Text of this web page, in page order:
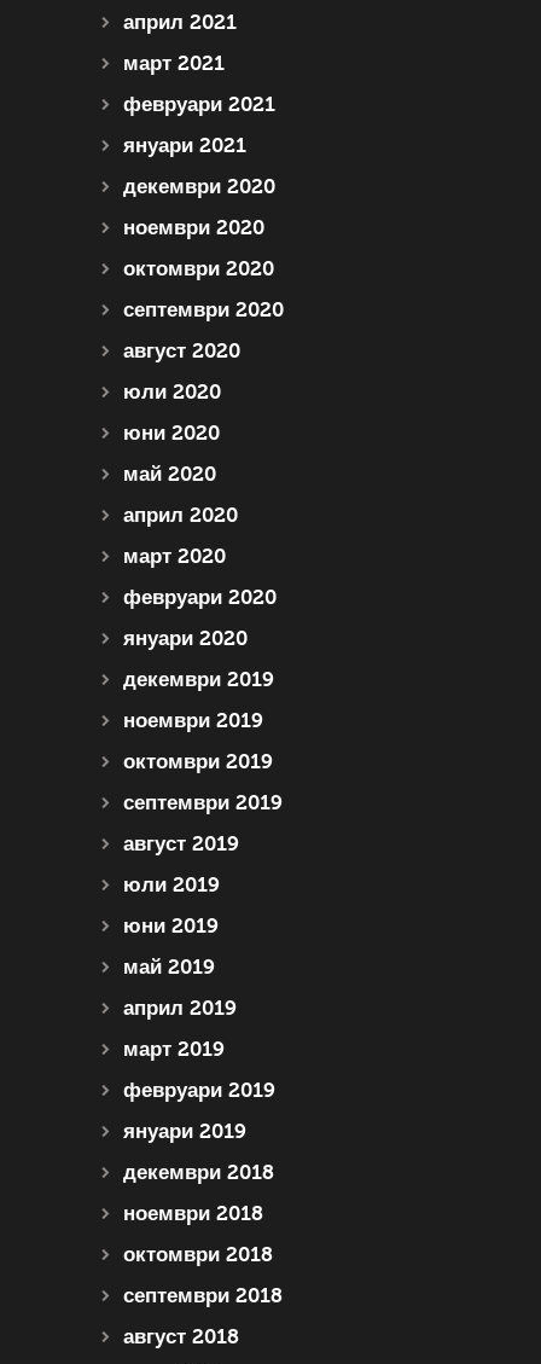
април 2021
март 2021
февруари 2021
януари 2021
декември 2020
ноември 2020
октомври 2020
септември 2020
август 2020
юли 2020
юни 2020
май 2020
април 2020
март 2020
февруари 2020
януари 2020
декември 2019
ноември 2019
октомври 2019
септември 2019
август 2019
юли 2019
юни 2019
май 2019
април 2019
март 2019
февруари 2019
януари 2019
декември 2018
ноември 2018
октомври 2018
септември 2018
август 2018